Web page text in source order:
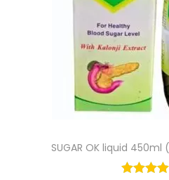
SUGAR OK liquid